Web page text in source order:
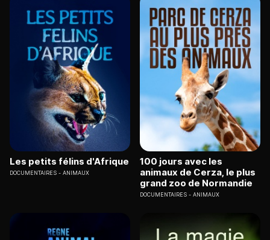
Les petits félins d'Afrique
DOCUMENTAIRES ANIMAUX
100 jours avec les
animaux de Cerza, le plus
grand zoo de Normandie
DOCUMENTAIRES ANIMAUX